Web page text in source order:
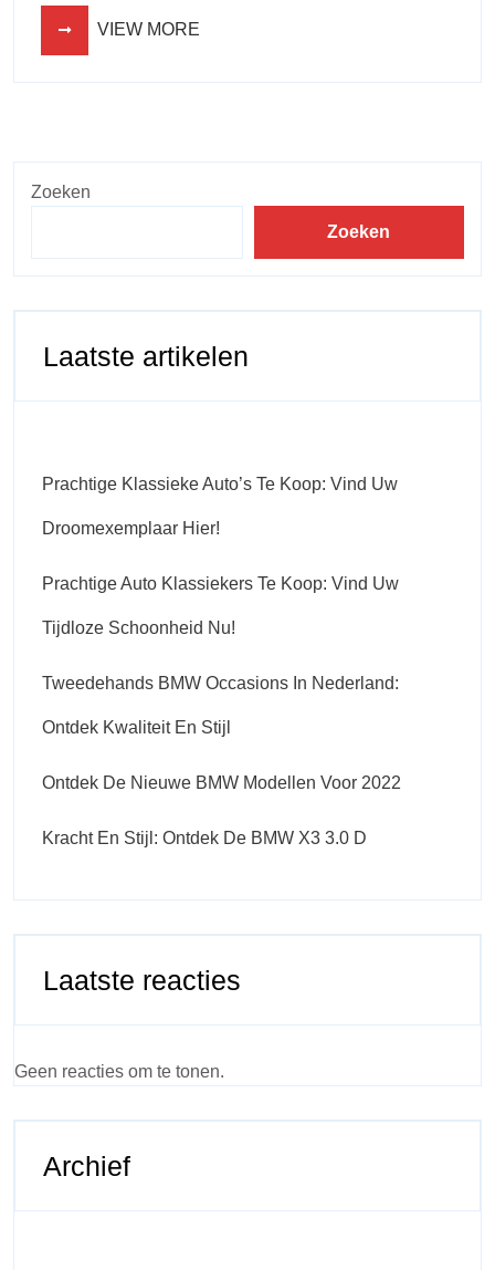
VIEW MORE
Zoeken
Zoeken
Laatste artikelen
Prachtige Klassieke Auto’s Te Koop: Vind Uw
Droomexemplaar Hier!
Prachtige Auto Klassiekers Te Koop: Vind Uw
Tijdloze Schoonheid Nu!
Tweedehands BMW Occasions In Nederland:
Ontdek Kwaliteit En Stijl
Ontdek De Nieuwe BMW Modellen Voor 2022
Kracht En Stijl: Ontdek De BMW X3 3.0 D
Laatste reacties
Geen reacties om te tonen.
Archief